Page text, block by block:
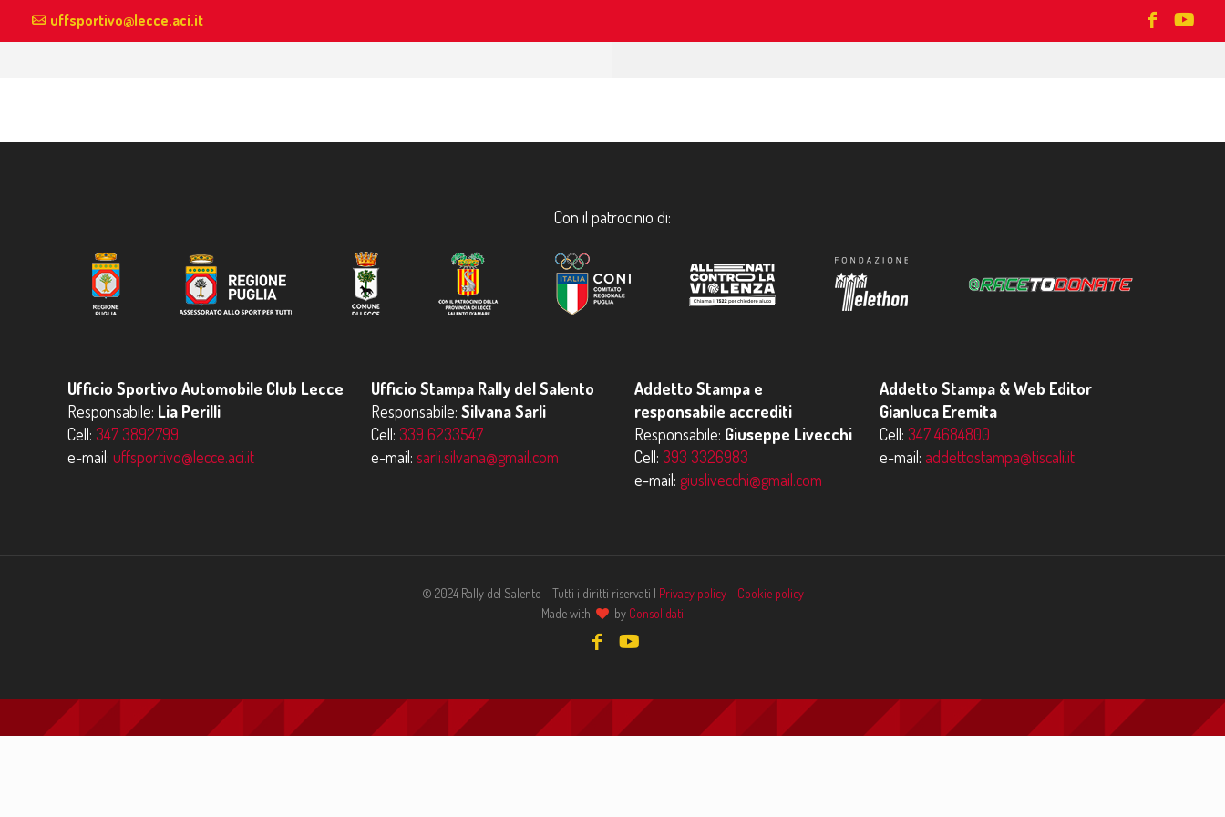
uffsportivo@lecce.aci.it
Con il patrocinio di:
Ufficio Sportivo Automobile Club Lecce
Responsabile: Lia Perilli
Cell: 347 3892799
e-mail: uffsportivo@lecce.aci.it
Ufficio Stampa Rally del Salento
Responsabile: Silvana Sarli
Cell: 339 6233547
e-mail: sarli.silvana@gmail.com
Addetto Stampa e
responsabile accrediti
Responsabile: Giuseppe Livecchi
Cell: 393 3326983
e-mail:giuslivecchi@gmail.com
Addetto Stampa & Web Editor
Gianluca Eremita
Cell: 347 4684800
e-mail: addettostampa@tiscali.it
© 2024 Rally del Salento - Tutti i diritti riservati | Privacy policy- Cookie policy
Made with
by Consolidati